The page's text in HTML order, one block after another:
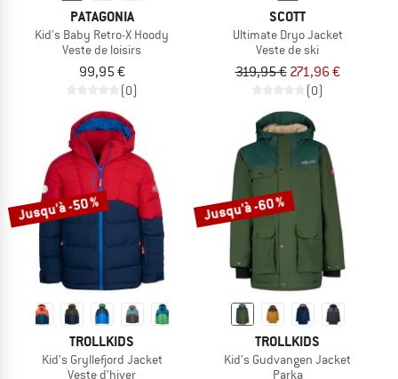
PATAGONIA
Kid's Baby Retro-X Hoody
Veste de loisirs
99,95 €
(0)
SCOTT
Ultimate Dryo Jacket
Veste de ski
319,95 € 271,96 €
(0)
Jusqu'à -50 %
TROLLKIDS
Kid's Gryllefjord Jacket
Veste d'hiver
Jusqu'à -60 %
TROLLKIDS
Kid's Gudvangen Jacket
Parka